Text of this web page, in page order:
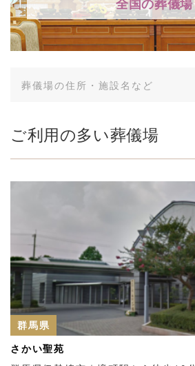
全国の葬儀場
ご利用の多い葬儀場
群馬県
さかい聖苑